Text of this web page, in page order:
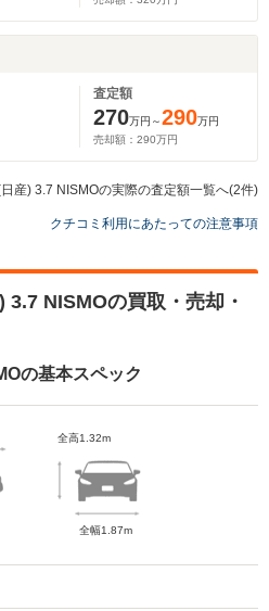
査定額
270万円～290万円
売却額： 290万円
産) 3.7 NISMOの実際の査定額一覧へ(2件)
クチコミ利用にあたっての注意事項
3.7 NISMOの買取・売却・
の基本スペック
全高1.32m
全幅1.87m